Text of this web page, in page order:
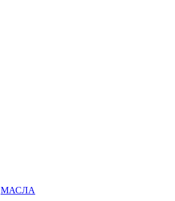
МАСЛА